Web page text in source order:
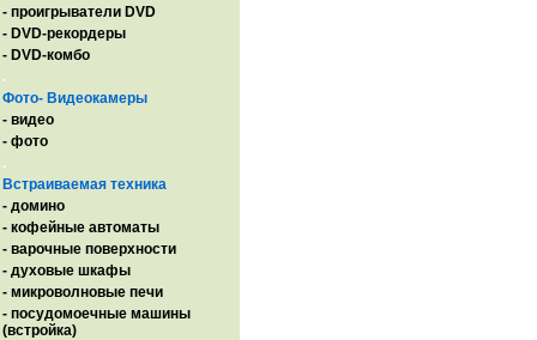
- проигрыватели DVD
- DVD-рекордеры
- DVD-комбо
.
Фото- Видеокамеры
- видео
- фото
.
Встраиваемая техника
- домино
- кофейные автоматы
- варочные поверхности
- духовые шкафы
- микроволновые печи
- посудомоечные машины
(встройка)